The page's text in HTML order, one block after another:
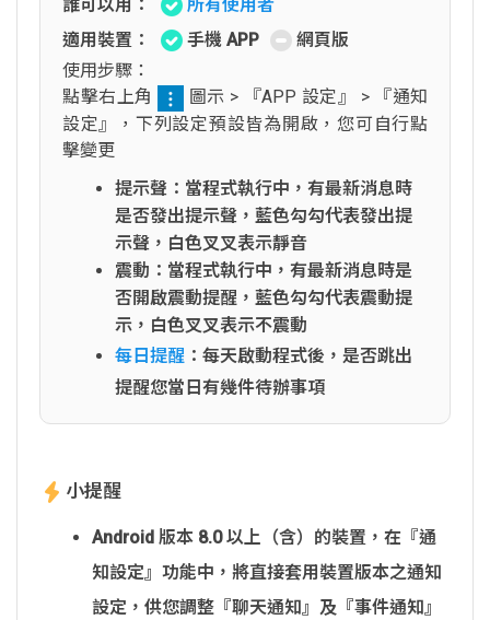
誰可以用：
所有使用者
適用裝置：
手機 APP
網頁版
使用步驟：
點擊右上角
圖示 > 『APP 設定』 > 『通知
設定』，下列設定預設皆為開啟，您可自行點
擊變更
提示聲：當程式執行中，有最新消息時
是否發出提示聲，藍色勾勾代表發出提
示聲，白色叉叉表示靜音
震動：當程式執行中，有最新消息時是
否開啟震動提醒，藍色勾勾代表震動提
示，白色叉叉表示不震動
每日提醒 ：每天啟動程式後，是否跳出
提醒您當日有幾件待辦事項
小提醒
Android 版本 8.0 以上（含）的裝置，在『通
知設定』功能中，將直接套用裝置版本之通知
設定，供您調整『聊天通知』及『事件通知』